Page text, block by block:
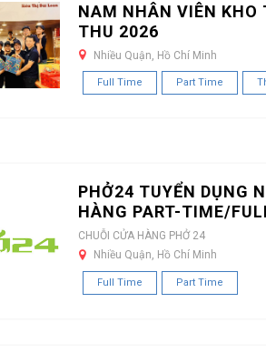
NAM NHÂN VIÊN KHO
THU 2026
Nhiều Quận, Hồ Chí Minh
Full Time Part Time
PHỞ24 TUYỂN DỤNG
HÀNG PART-TIME/
CHUỖI CỬA HÀNG PHỞ 24
Nhiều Quận, Hồ Chí Minh
Full Time Part Time